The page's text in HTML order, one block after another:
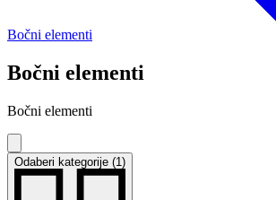
Bočni elementi
Bočni elementi
Bočni elementi
Odaberi kategorije (1)